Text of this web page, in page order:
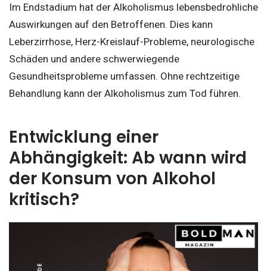
Im Endstadium hat der Alkoholismus lebensbedrohliche
Auswirkungen auf den Betroffenen. Dies kann
Leberzirrhose, Herz-Kreislauf-Probleme, neurologische
Schäden und andere schwerwiegende
Gesundheitsprobleme umfassen. Ohne rechtzeitige
Behandlung kann der Alkoholismus zum Tod führen.
Entwicklung einer
Abhängigkeit: Ab wann wird
der Konsum von Alkohol
kritisch?